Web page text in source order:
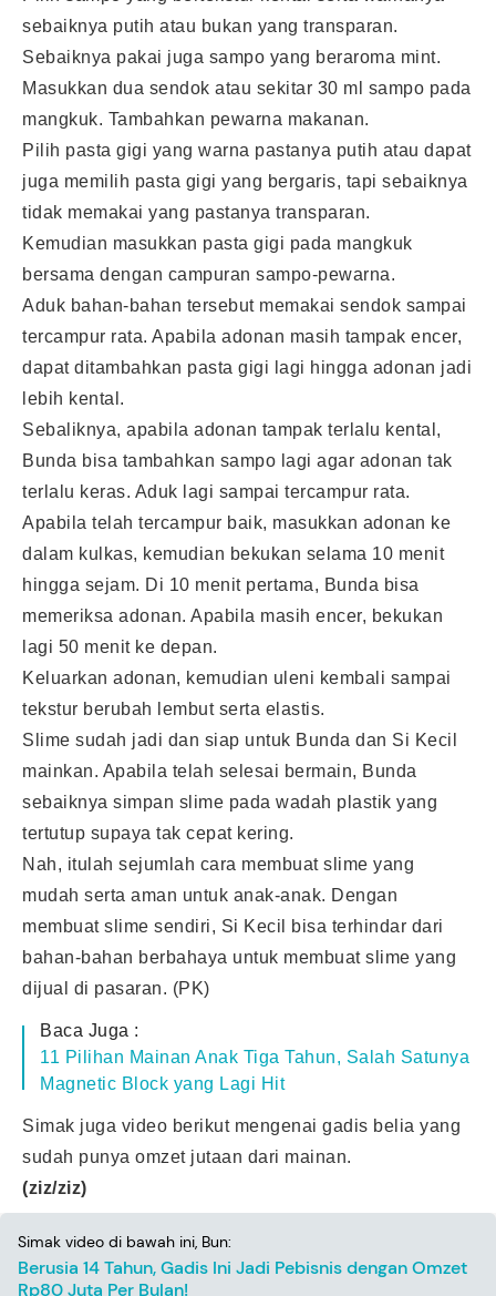
sebaiknya putih atau bukan yang transparan.
Sebaiknya pakai juga sampo yang beraroma mint.
Masukkan dua sendok atau sekitar 30 ml sampo pada
mangkuk. Tambahkan pewarna makanan.
Pilih pasta gigi yang warna pastanya putih atau dapat
juga memilih pasta gigi yang bergaris, tapi sebaiknya
tidak memakai yang pastanya transparan.
Kemudian masukkan pasta gigi pada mangkuk
bersama dengan campuran sampo-pewarna.
Aduk bahan-bahan tersebut memakai sendok sampai
tercampur rata. Apabila adonan masih tampak encer,
dapat ditambahkan pasta gigi lagi hingga adonan jadi
lebih kental.
Sebaliknya, apabila adonan tampak terlalu kental,
Bunda bisa tambahkan sampo lagi agar adonan tak
terlalu keras. Aduk lagi sampai tercampur rata.
Apabila telah tercampur baik, masukkan adonan ke
dalam kulkas, kemudian bekukan selama 10 menit
hingga sejam. Di 10 menit pertama, Bunda bisa
memeriksa adonan. Apabila masih encer, bekukan
lagi 50 menit ke depan.
Keluarkan adonan, kemudian uleni kembali sampai
tekstur berubah lembut serta elastis.
Slime sudah jadi dan siap untuk Bunda dan Si Kecil
mainkan. Apabila telah selesai bermain, Bunda
sebaiknya simpan slime pada wadah plastik yang
tertutup supaya tak cepat kering.
Nah, itulah sejumlah cara membuat slime yang
mudah serta aman untuk anak-anak. Dengan
membuat slime sendiri, Si Kecil bisa terhindar dari
bahan-bahan berbahaya untuk membuat slime yang
dijual di pasaran. (PK)
Baca Juga :
11 Pilihan Mainan Anak Tiga Tahun, Salah Satunya
Magnetic Block yang Lagi Hit
Simak juga video berikut mengenai gadis belia yang
sudah punya omzet jutaan dari mainan.
(ziz/ziz)
Simak video di bawah ini, Bun:
Berusia 14 Tahun, Gadis Ini Jadi Pebisnis dengan Omzet
Rp80 Juta Per Bulan!